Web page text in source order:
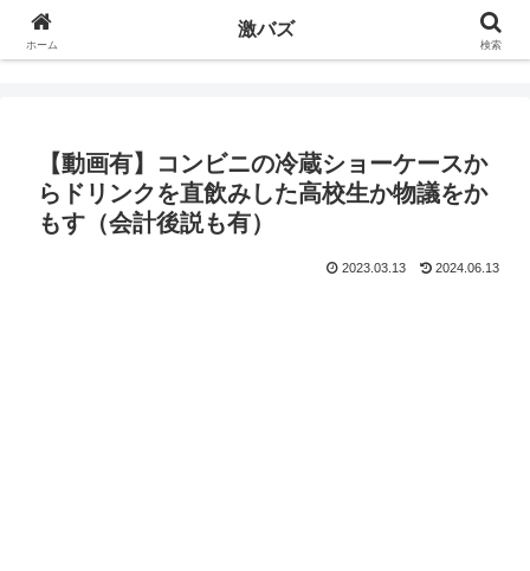
【動画有】コンビニの冷蔵ショーケースか
らドリンクを直飲みした高校生か物議をか
もす（会計後説も有）
2023.03.13 2024.06.13
ホーム
激バズ
検索